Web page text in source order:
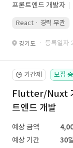
프론트엔드 개발자
React · 경력 무관
경기도 · 등록일자
🕒 기간제 모집 중
Flutter/Nuxt
트엔드 개발
예상 금액
예상 기간
30일